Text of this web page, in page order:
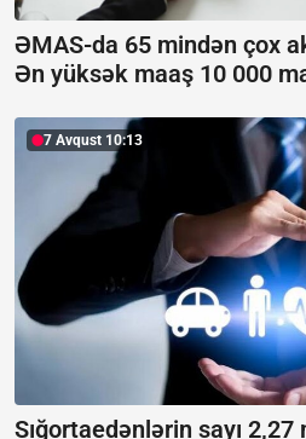
ƏMAS-da 65 mindən çox
Ən yüksək maaş 10 000
7 Avqust 10:13
Sığortaedənlərin sayı